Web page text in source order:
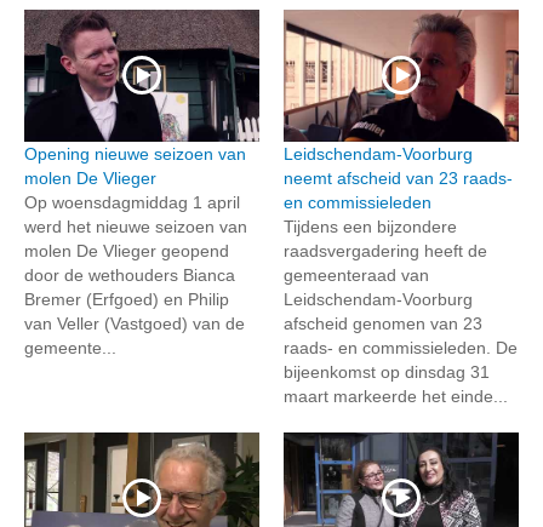
Opening nieuwe seizoen van
molen De Vlieger
Op woensdagmiddag 1 april
werd het nieuwe seizoen van
molen De Vlieger geopend
door de wethouders Bianca
Bremer (Erfgoed) en Philip
van Veller (Vastgoed) van de
gemeente...
Leidschendam-Voorburg
neemt afscheid van 23 raads-
en commissieleden
Tijdens een bijzondere
raadsvergadering heeft de
gemeenteraad van
Leidschendam-Voorburg
afscheid genomen van 23
raads- en commissieleden. De
bijeenkomst op dinsdag 31
maart markeerde het einde...